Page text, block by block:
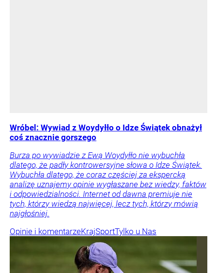
Wróbel: Wywiad z Woydyłło o Idze Świątek obnażył
coś znacznie gorszego
Burza po wywiadzie z Ewą Woydyłło nie wybuchła
dlatego, że padły kontrowersyjne słowa o Idze Świątek.
Wybuchła dlatego, że coraz częściej za ekspercką
analizę uznajemy opinie wygłaszane bez wiedzy, faktów
i odpowiedzialności. Internet od dawna premiuje nie
tych, którzy wiedzą najwięcej, lecz tych, którzy mówią
najgłośniej.
Opinie i komentarzeKrajSportTylko u Nas